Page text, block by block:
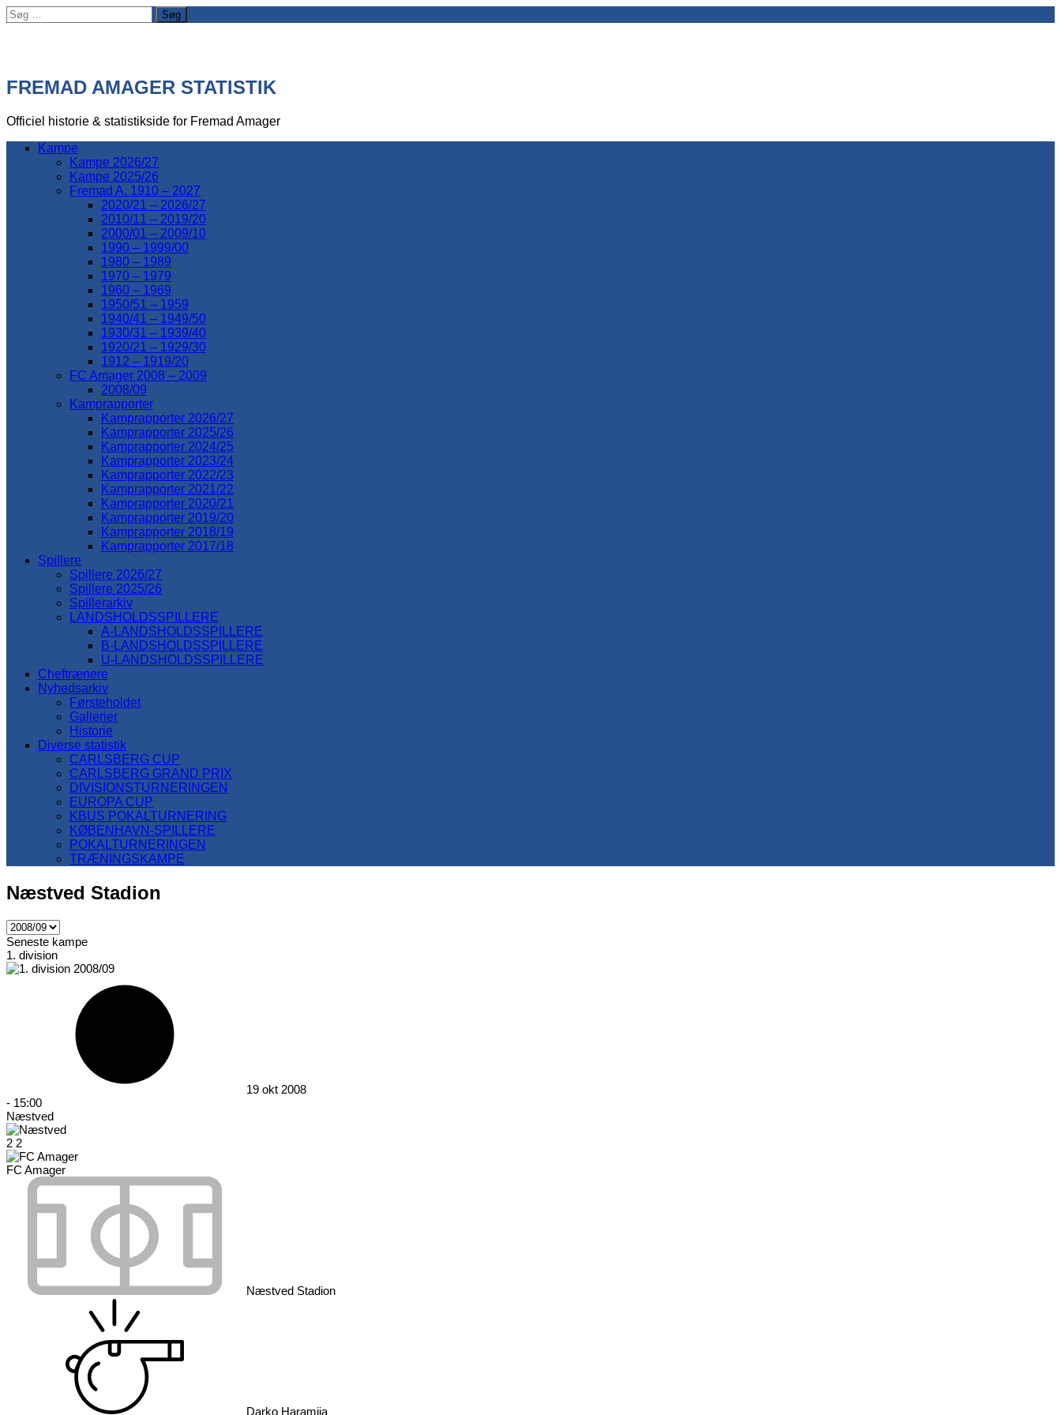
Søg
efter:
FREMAD AMAGER STATISTIK
Officiel historie & statistikside for Fremad Amager
Kampe
Kampe 2026/27
Kampe 2025/26
Fremad A. 1910 – 2027
2020/21 – 2026/27
2010/11 – 2019/20
2000/01 – 2009/10
1990 – 1999/00
1980 – 1989
1970 – 1979
1960 – 1969
1950/51 – 1959
1940/41 – 1949/50
1930/31 – 1939/40
1920/21 – 1929/30
1912 – 1919/20
FC Amager 2008 – 2009
2008/09
Kamprapporter
Kamprapporter 2026/27
Kamprapporter 2025/26
Kamprapporter 2024/25
Kamprapporter 2023/24
Kamprapporter 2022/23
Kamprapporter 2021/22
Kamprapporter 2020/21
Kamprapporter 2019/20
Kamprapporter 2018/19
Kamprapporter 2017/18
Spillere
Spillere 2026/27
Spillere 2025/26
Spillerarkiv
LANDSHOLDSSPILLERE
A-LANDSHOLDSSPILLERE
B-LANDSHOLDSSPILLERE
U-LANDSHOLDSSPILLERE
Cheftrænere
Nyhedsarkiv
Førsteholdet
Gallerier
Historie
Diverse statistik
CARLSBERG CUP
CARLSBERG GRAND PRIX
DIVISIONSTURNERINGEN
EUROPA CUP
KBUS POKALTURNERING
KØBENHAVN-SPILLERE
POKALTURNERINGEN
TRÆNINGSKAMPE
Næstved Stadion
Seneste kampe
1. division
19 okt 2008
- 15:00
Næstved
2 2
FC Amager
Næstved Stadion
Darko Haramija